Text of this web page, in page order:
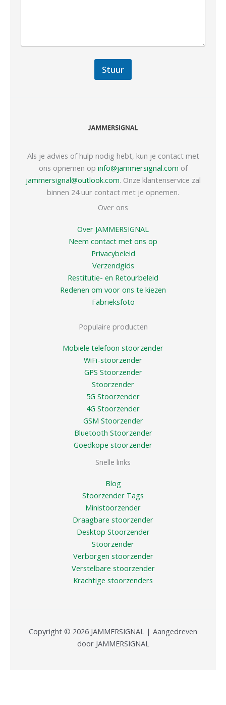
Stuur
Als je advies of hulp nodig hebt, kun je contact met
ons opnemen op info@jammersignal.com of
jammersignal@outlook.com. Onze klantenservice zal
binnen 24 uur contact met je opnemen.
Over ons
Over JAMMERSIGNAL
Neem contact met ons op
Privacybeleid
Verzendgids
Restitutie- en Retourbeleid
Redenen om voor ons te kiezen
Fabrieksfoto
Populaire producten
Mobiele telefoon stoorzender
WiFi-stoorzender
GPS Stoorzender
Stoorzender
5G Stoorzender
4G Stoorzender
GSM Stoorzender
Bluetooth Stoorzender
Goedkope stoorzender
Snelle links
Blog
Stoorzender Tags
Ministoorzender
Draagbare stoorzender
Desktop Stoorzender
Stoorzender
Verborgen stoorzender
Verstelbare stoorzender
Krachtige stoorzenders
Copyright © 2026 JAMMERSIGNAL | Aangedreven
door JAMMERSIGNAL